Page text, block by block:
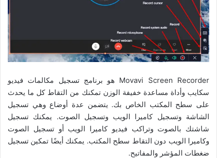
Movavi Screen Recorder هو برنامج تسجيل مكالمات فيديو
سكايب وأداة مساعدة خفيفة الوزن تمكنك من التقاط كل ما يحدث
على سطح المكتب الخاص بك. يتضمن عدة أوضاع وهي تسجيل
الشاشة وتسجيل كاميرا الويب وتسجيل الصوت. يمكنك تسجيل
شاشتك بالصوت وتراكب فيديو كاميرا الويب أو تسجيل الصوت
وكاميرا الويب دون التقاط سطح المكتب. يمكنك أيضًا تمكين تسجيل
ضغطات المؤشر والمفاتيح.